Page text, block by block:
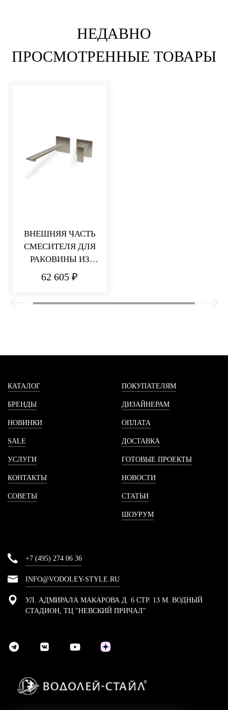
НЕДАВНО
ПРОСМОТРЕННЫЕ ТОВАРЫ
ВНЕШНЯЯ ЧАСТЬ
СМЕСИТЕЛЯ ДЛЯ
РАКОВИНЫ ИЗ
СТЕНЫ 220 ММ Q30
62 605 ₽
КАТАЛОГ
БРЕНДЫ
НОВИНКИ
SALE
УСЛУГИ
КОНТАКТЫ
СОВЕТЫ
ПОКУПАТЕЛЯМ
ДИЗАЙНЕРАМ
ОПЛАТА
ДОСТАВКА
ГОТОВЫЕ ПРОЕКТЫ
НОВОСТИ
СТАТЬИ
ШОУРУМ
+7 (495) 274 06 36
INFO@VODOLEY-STYLE.RU
УЛ. АДМИРАЛА МАКАРОВА Д. 6 СТР. 13 М. ВОДНЫЙ
СТАДИОН, ТЦ "НЕВСКИЙ ПРИЧАЛ"